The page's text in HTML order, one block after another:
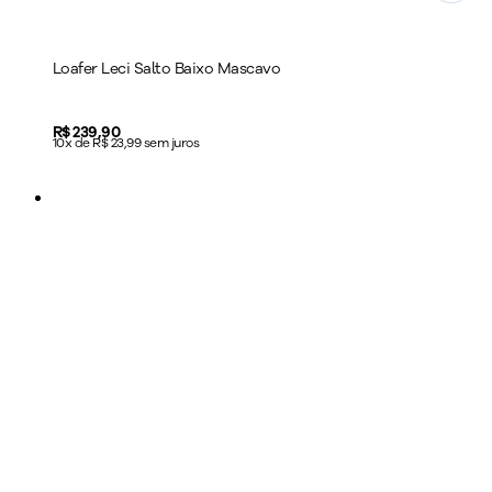
Loafer Leci Salto Baixo Mascavo
Price:
R$ 239,90
10x de R$ 23,99 sem juros